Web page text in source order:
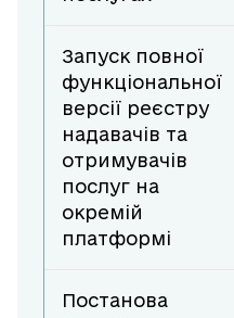
Запуск повної
функціональної
версії реєстру
надавачів та
отримувачів
послуг на
окремій
платформі
Постанова